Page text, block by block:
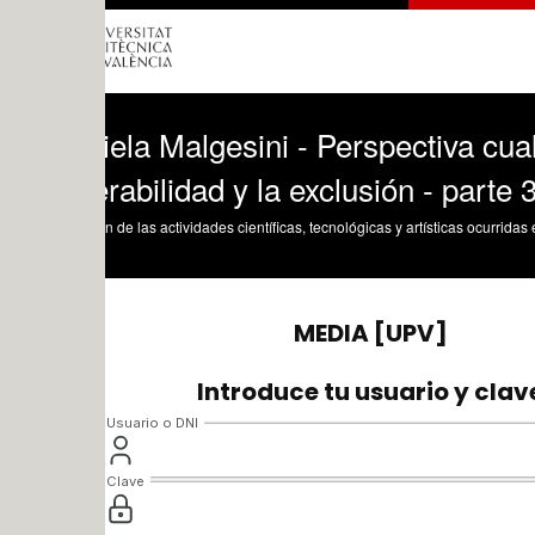
Malgesini - Perspectiva cualitativa
y la exclusión - parte 3 de 4
de las actividades científicas, tecnológicas y artísticas ocurridas en los tres